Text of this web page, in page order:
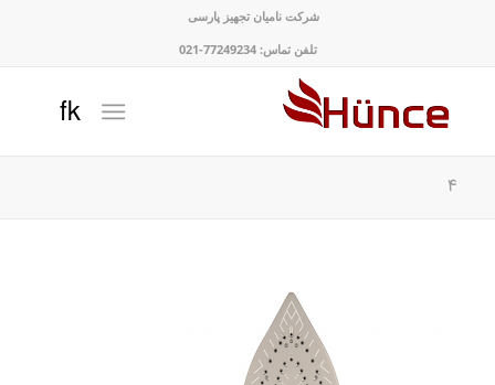
شرکت نامیان تجهیز پارسی
تلفن تماس: 77249234-021
۴